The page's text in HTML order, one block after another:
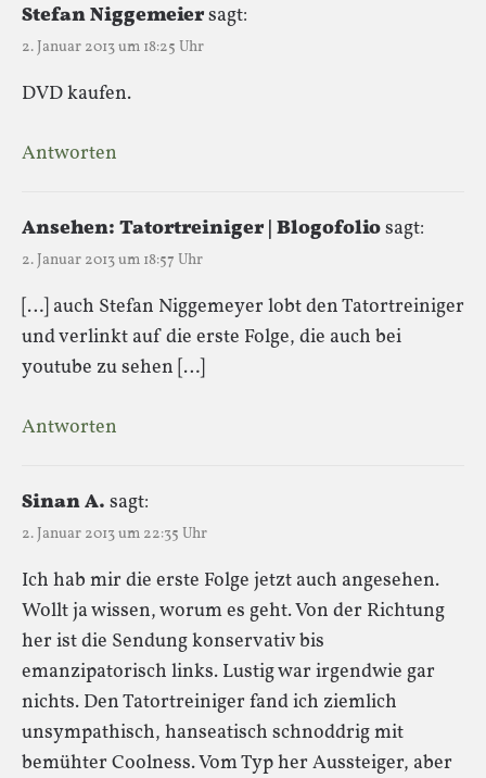
Stefan Niggemeiersagt:
2. Januar 2013 um 18:25 Uhr
DVD kaufen.
Antworten
Ansehen: Tatortreiniger | Blogofoliosagt:
2. Januar 2013 um 18:57 Uhr
[…] auch Stefan Niggemeyer lobt den Tatortreiniger
und verlinkt auf die erste Folge, die auch bei
youtube zu sehen […]
Antworten
Sinan A. sagt:
2. Januar 2013 um 22:35 Uhr
Ich hab mir die erste Folge jetzt auch angesehen.
Wollt ja wissen, worum es geht. Von der Richtung
her ist die Sendung konservativ bis
emanzipatorisch links. Lustig war irgendwie gar
nichts. Den Tatortreiniger fand ich ziemlich
unsympathisch, hanseatisch schnoddrig mit
bemühter Coolness. Vom Typ her Aussteiger, aber